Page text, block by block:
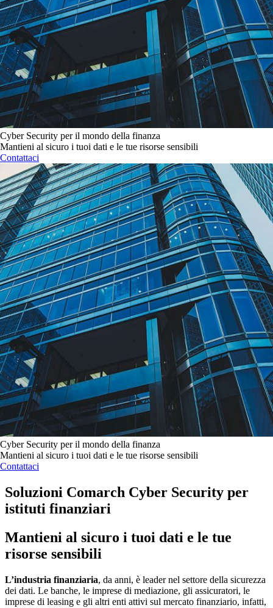
Cyber Security per il mondo della finanza
Mantieni al sicuro i tuoi dati e le tue risorse sensibili
Contattaci
Cyber Security per il mondo della finanza
Mantieni al sicuro i tuoi dati e le tue risorse sensibili
Contattaci
Soluzioni Comarch Cyber Security per
istituti finanziari
Mantieni al sicuro i tuoi dati e le tue
risorse sensibili
L’industria finanziaria, da anni, è leader nel settore della sicurezza
dei dati. Le banche, le imprese di mediazione, gli assicuratori, le
imprese di leasing e gli altri enti attivi sul mercato finanziario, infatti,